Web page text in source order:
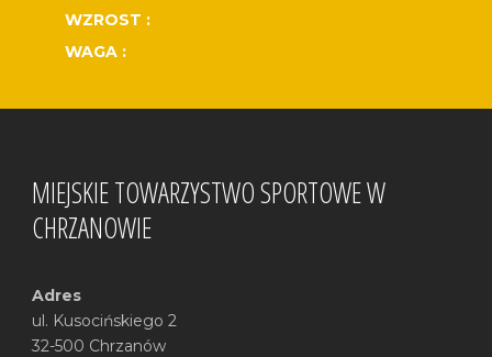
WZROST :
WAGA :
MIEJSKIE TOWARZYSTWO SPORTOWE W
CHRZANOWIE
Adres
ul. Kusocińskiego 2
32-500 Chrzanów